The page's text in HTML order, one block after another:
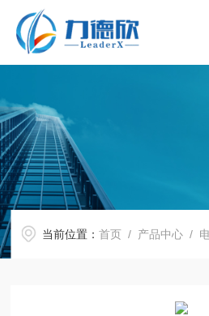
当前位置：首页 / 产品中心 /